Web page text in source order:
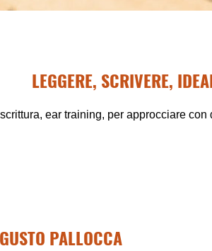
LEGGERE, SCRIVERE,
ear training, per approcciare
PALLOCCA